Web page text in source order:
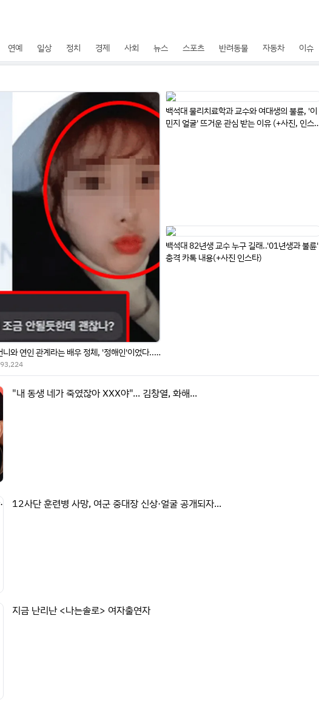
연예 일상 정치 경제 사회 뉴스 스포츠 반려동물 자동차 이슈
"유흥업소 단골손님"... 이선균 마담 김남희의 친언니와 연인 관계라는 배우 정체, '정해인'이었다...충격
93,224
백석대 물리치료학과 교수와 여대생의 불륜, '이
민지 얼굴' 뜨거운 관심 받는 이유 (+사진, 인스
백석대 82년생 교수 누구 길래..'01년생과 불륜'
충격 카톡 내용(+사진 인스타)
"내 동생 네가 죽였잖아 XXX야"... 김창열, 화해...
12사단 훈련병 사망, 여군 중대장 신상·얼굴 공개되자...
지금 난리난 <나는솔로> 여자출연자